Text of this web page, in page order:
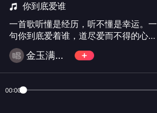
你到底爱谁
一首歌听懂是经历，听不懂是幸运。一
句你到底爱着谁，道尽爱而不得的心
酸。我拿着满腔热忱撞进你的世界，事
事惦记，处处退让，把温柔和偏爱尽数
奉上，可你的忽冷忽热，你的含糊其
终，我都没能住进你的心底，终究错付
金玉满堂卍风云
00:00